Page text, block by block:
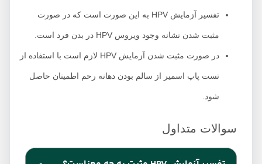
تفسیر آزمایش HPV به این صورت است که در صورت
مثبت شدن نشانه وجود ویروس HPV در بدن فرد است.
در صورت مثبت شدن آزمایش HPV لازم است با استفاده از
تست پاپ اسمیر از سالم بودن دهانه رحم اطمینان حاصل